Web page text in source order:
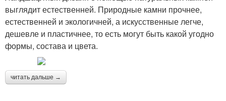
выглядит естественней. Природные камни прочнее,
естественней и экологичней, а искусственные легче,
дешевле и пластичнее, то есть могут быть какой угодно
формы, состава и цвета.
читать дальше →